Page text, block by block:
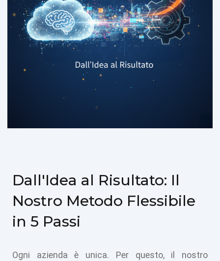
Dall'Idea al Risultato: Il
Nostro Metodo Flessibile
in 5 Passi
Ogni azienda è unica. Per questo, il nostro